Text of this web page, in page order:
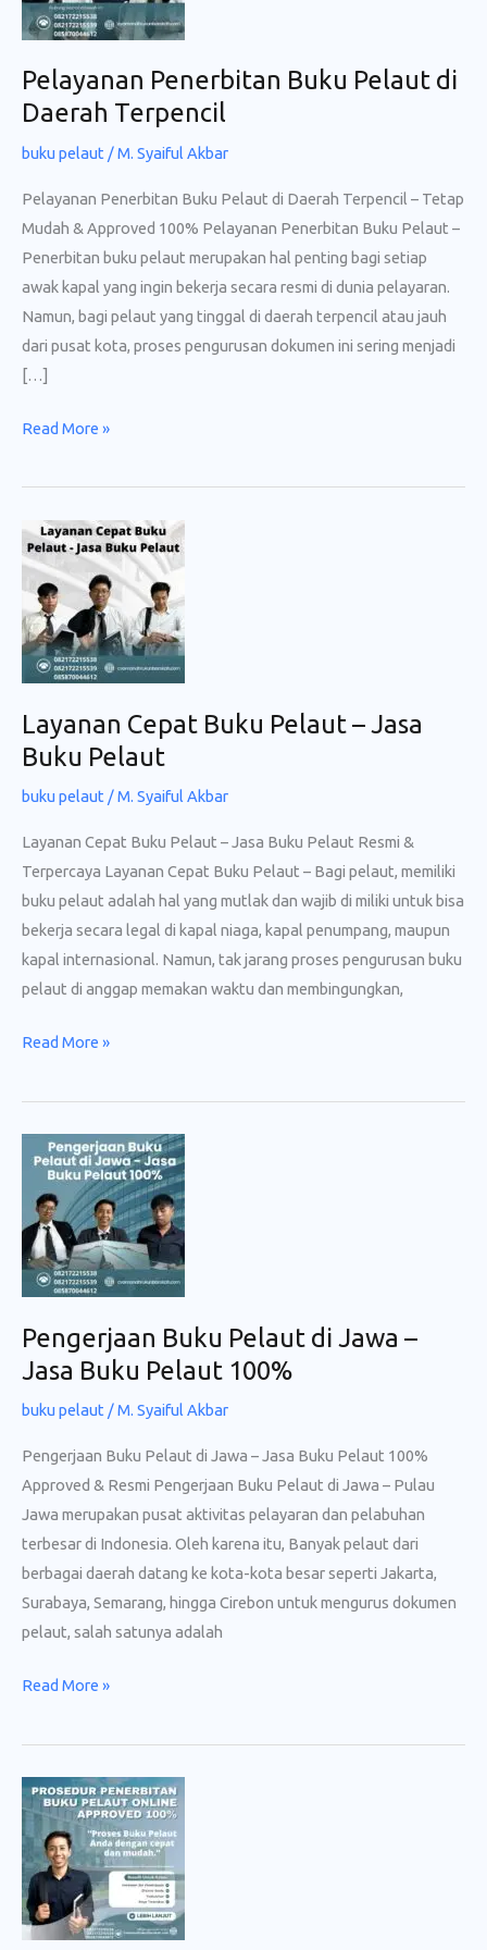
Pelayanan Penerbitan Buku Pelaut di
Daerah Terpencil
buku pelaut /M. Syaiful Akbar
Pelayanan Penerbitan Buku Pelaut di Daerah Terpencil – Tetap
Mudah & Approved 100% Pelayanan Penerbitan Buku Pelaut –
Penerbitan buku pelaut merupakan hal penting bagi setiap
awak kapal yang ingin bekerja secara resmi di dunia pelayaran.
Namun, bagi pelaut yang tinggal di daerah terpencil atau jauh
dari pusat kota, proses pengurusan dokumen ini sering menjadi
[…]
Pelayanan
Buku
di
Daerah
Terpencil
Read More »
Layanan Cepat Buku Pelaut – Jasa
Buku Pelaut
buku pelaut /M. Syaiful Akbar
Layanan Cepat Buku Pelaut – Jasa Buku Pelaut Resmi &
Terpercaya Layanan Cepat Buku Pelaut – Bagi pelaut, memiliki
buku pelaut adalah hal yang mutlak dan wajib di miliki untuk bisa
bekerja secara legal di kapal niaga, kapal penumpang, maupun
kapal internasional. Namun, tak jarang proses pengurusan buku
pelaut di anggap memakan waktu dan membingungkan,
Layanan
Buku
Jasa
Buku
Pelaut
Read More »
Pengerjaan Buku Pelaut di Jawa –
Jasa Buku Pelaut 100%
buku pelaut/M. Syaiful Akbar
Pengerjaan Buku Pelaut di Jawa – Jasa Buku Pelaut 100%
Approved & Resmi Pengerjaan Buku Pelaut di Jawa – Pulau
Jawa merupakan pusat aktivitas pelayaran dan pelabuhan
terbesar di Indonesia. Oleh karena itu, Banyak pelaut dari
berbagai daerah datang ke kota-kota besar seperti Jakarta,
Surabaya, Semarang, hingga Cirebon untuk mengurus dokumen
pelaut, salah satunya adalah
Pengerjaan
Pelaut
Jawa
Jasa
Buku
Pelaut
Read More »